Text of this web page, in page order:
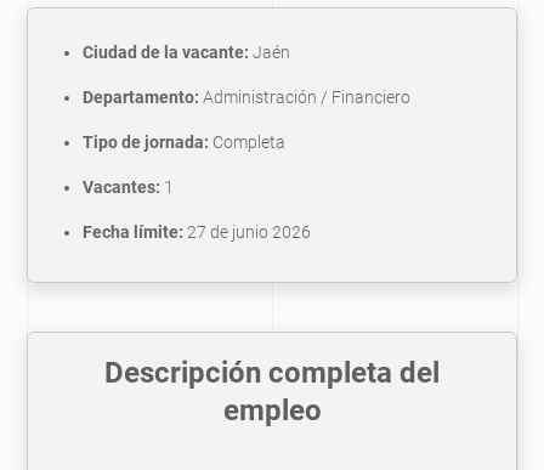
Ciudad de la vacante: Jaén
Departamento: Administración / Financiero
Tipo de jornada: Completa
Vacantes: 1
Fecha límite: 27 de junio 2026
Descripción completa del
empleo